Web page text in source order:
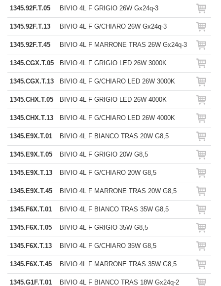
1345.92F.T.05 BIVIO 4L F GRIGIO 26W Gx24q-3
1345.92F.T.13 BIVIO 4L F G/CHIARO 26W Gx24q-3
1345.92F.T.45 BIVIO 4L F MARRONE TRAS 26W Gx24q-3
1345.CGX.T.05 BIVIO 4L F GRIGIO LED 26W 3000K
1345.CGX.T.13 BIVIO 4L F G/CHIARO LED 26W 3000K
1345.CHX.T.05 BIVIO 4L F GRIGIO LED 26W 4000K
1345.CHX.T.13 BIVIO 4L F G/CHIARO LED 26W 4000K
1345.E9X.T.01 BIVIO 4L F BIANCO TRAS 20W G8,5
1345.E9X.T.05 BIVIO 4L F GRIGIO 20W G8,5
1345.E9X.T.13 BIVIO 4L F G/CHIARO 20W G8,5
1345.E9X.T.45 BIVIO 4L F MARRONE TRAS 20W G8,5
1345.F6X.T.01 BIVIO 4L F BIANCO TRAS 35W G8,5
1345.F6X.T.05 BIVIO 4L F GRIGIO 35W G8,5
1345.F6X.T.13 BIVIO 4L F G/CHIARO 35W G8,5
1345.F6X.T.45 BIVIO 4L F MARRONE TRAS 35W G8,5
1345.G1F.T.01 BIVIO 4L F BIANCO TRAS 18W Gx24q-2